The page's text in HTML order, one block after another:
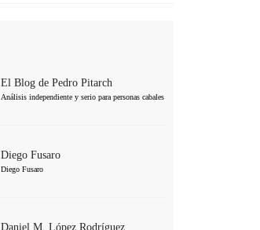
El Blog de Pedro Pitarch
Análisis independiente y serio para personas cabales
Diego Fusaro
Diego Fusaro
Daniel M. López Rodríguez